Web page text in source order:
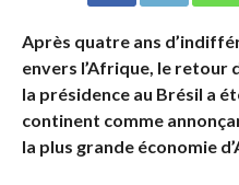
Après quatre ans
envers l’Afrique, le retour
la présidence au Brésil a
continent comme
la plus grande économie